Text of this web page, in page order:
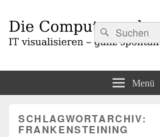
Suchen
nach:
Suchen
Menü
SCHLAGWORTARCHIV:
FRANKENSTEINING